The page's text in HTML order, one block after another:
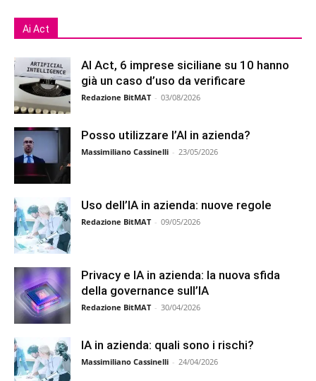
Ai Act
AI Act, 6 imprese siciliane su 10 hanno
già un caso d’uso da verificare
Redazione BitMAT - 03/08/2026
Posso utilizzare l’AI in azienda?
Massimiliano Cassinelli - 23/05/2026
Uso dell’IA in azienda: nuove regole
Redazione BitMAT - 09/05/2026
Privacy e IA in azienda: la nuova sfida
della governance sull’IA
Redazione BitMAT - 30/04/2026
IA in azienda: quali sono i rischi?
Massimiliano Cassinelli - 24/04/2026